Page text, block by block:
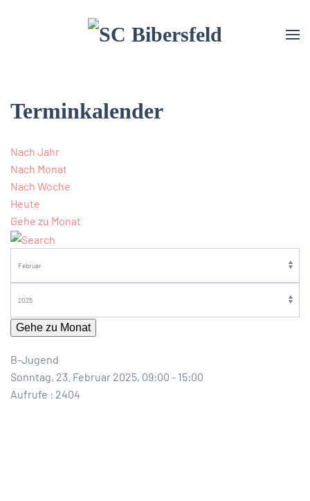
Terminkalender
Nach Jahr
Nach Monat
Nach Woche
Heute
Gehe zu Monat
Gehe zu Monat
B-Jugend
Sonntag, 23. Februar 2025, 09:00 - 15:00
Aufrufe : 2404